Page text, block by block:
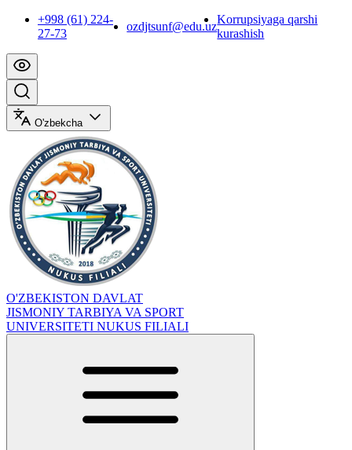
+998 (61) 224-
27-73
ozdjtsunf@edu.uz
Korrupsiyaga qarshi
kurashish
O'zbekcha
O'ZBEKISTON DAVLAT
JISMONIY TARBIYA VA SPORT
UNIVERSITETI NUKUS FILIALI